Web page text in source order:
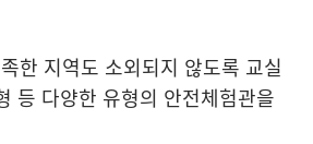
한 지역도 소외되지 않도록 교실
등 다양한 유형의 안전체험관을